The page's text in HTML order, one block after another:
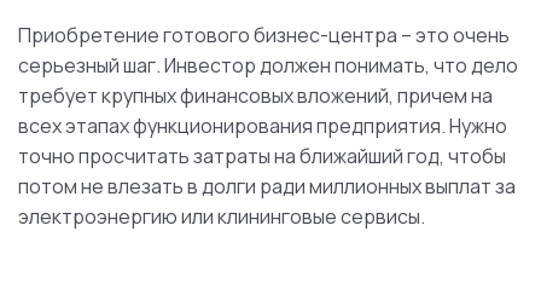
Приобретение готового бизнес-центра – это очень
серьезный шаг. Инвестор должен понимать, что дело
требует крупных финансовых вложений, причем на
всех этапах функционирования предприятия. Нужно
точно просчитать затраты на ближайший год, чтобы
потом не влезать в долги ради миллионных выплат за
электроэнергию или клининговые сервисы.